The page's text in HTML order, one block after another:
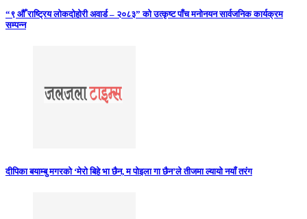
“९ औँ राष्ट्रिय लोकदोहोरी अवार्ड – २०८३” को उत्कृष्ट पाँच मनोनयन सार्वजनिक कार्यक्रम
सम्पन्न
दीपिका बयाम्बु मगरको ‘मेरो बिहे भा छैन, म पोइला गा छैन’ले तीजमा ल्यायो नयाँ तरंग